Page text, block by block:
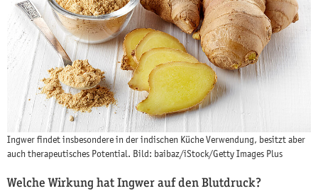
Ingwer findet insbesondere in der indischen Küche Verwendung, besitzt aber
auch therapeutisches Potential. Bild: baibaz/iStock/Getty Images Plus
Welche Wirkung hat Ingwer auf den Blutdruck?